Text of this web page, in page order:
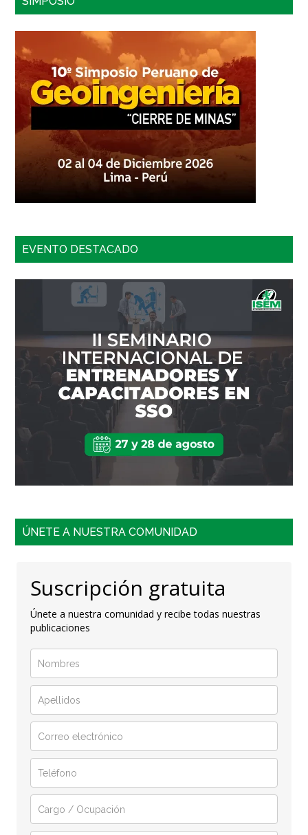
EVENTO DESTACADO
ÚNETE A NUESTRA COMUNIDAD
Suscripción gratuita
Únete a nuestra comunidad y recibe todas nuestras
publicaciones